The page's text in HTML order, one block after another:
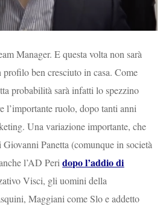
Manager. E questa volta non sarà
profilo ben cresciuto in casa. Come
probabilità sarà infatti lo spezzino
l’importante ruolo, dopo tanti anni
Una variazione importante, che
Panetta (comunque in società
l’AD Peridopo l’addio di
Visci, gli uomini della
Maggiani come Slo e addetto